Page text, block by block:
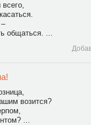
общаться. ...
возится?
...